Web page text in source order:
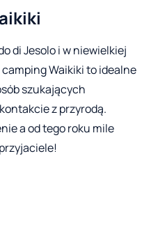
di Jesolo i w niewielkiej
Waikiki to idealne
szukających
z przyrodą.
a od tego roku mile